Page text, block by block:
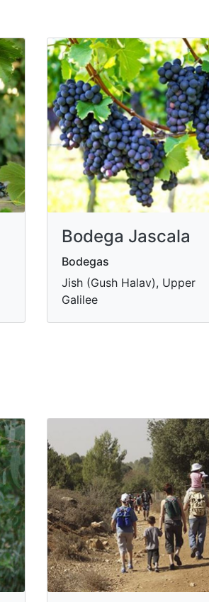
Bodega Jascala
Bodegas
Jish (Gush Halav), Upper
Galilee